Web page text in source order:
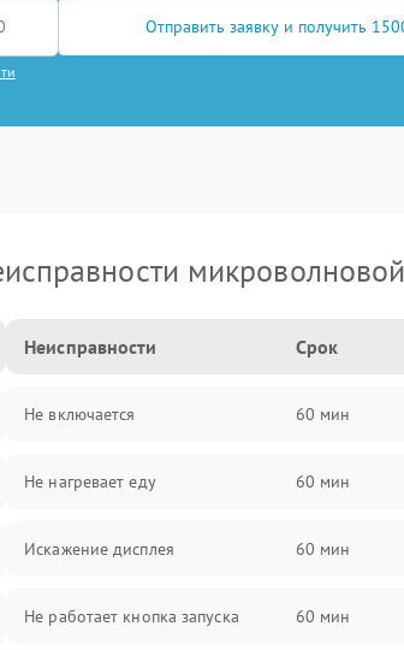
Отправить заявку и получить
Неисправности Срок
Не включается 60 мин
Не нагревает еду 60 мин
Искажение дисплея 60 мин
Не работает кнопка запуска 60 мин